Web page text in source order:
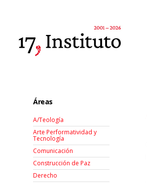
Áreas
A/Teología
Arte Performatividad y
Tecnología
Comunicación
Construcción de Paz
Derecho